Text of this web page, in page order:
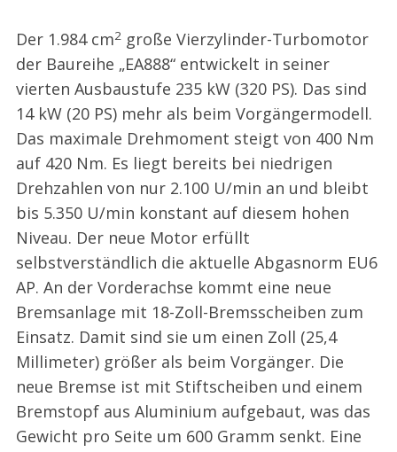
Der 1.984 cm2große Vierzylinder-Turbomotor
der Baureihe „EA888“ entwickelt in seiner
vierten Ausbaustufe 235 kW (320 PS). Das sind
14 kW (20 PS) mehr als beim Vorgängermodell.
Das maximale Drehmoment steigt von 400 Nm
auf 420 Nm. Es liegt bereits bei niedrigen
Drehzahlen von nur 2.100 U/min an und bleibt
bis 5.350 U/min konstant auf diesem hohen
Niveau. Der neue Motor erfüllt
selbstverständlich die aktuelle Abgasnorm EU6
AP. An der Vorderachse kommt eine neue
Bremsanlage mit 18-Zoll-Bremsscheiben zum
Einsatz. Damit sind sie um einen Zoll (25,4
Millimeter) größer als beim Vorgänger. Die
neue Bremse ist mit Stiftscheiben und einem
Bremstopf aus Aluminium aufgebaut, was das
Gewicht pro Seite um 600 Gramm senkt. Eine